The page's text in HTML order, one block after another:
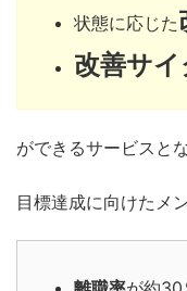
状態に応じた
改善サ
ができるサービスと
目標達成に向けたメ